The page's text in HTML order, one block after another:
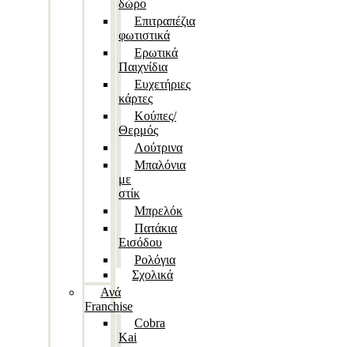
δώρο
Επιτραπέζια
φωτιστικά
Ερωτικά
Παιχνίδια
Ευχετήριες
κάρτες
Κούπες/
Θερμός
Λούτρινα
Μπαλόνια
με
στίκ
Μπρελόκ
Πατάκια
Εισόδου
Ρολόγια
Σχολικά
Ανά
Franchise
Cobra
Kai